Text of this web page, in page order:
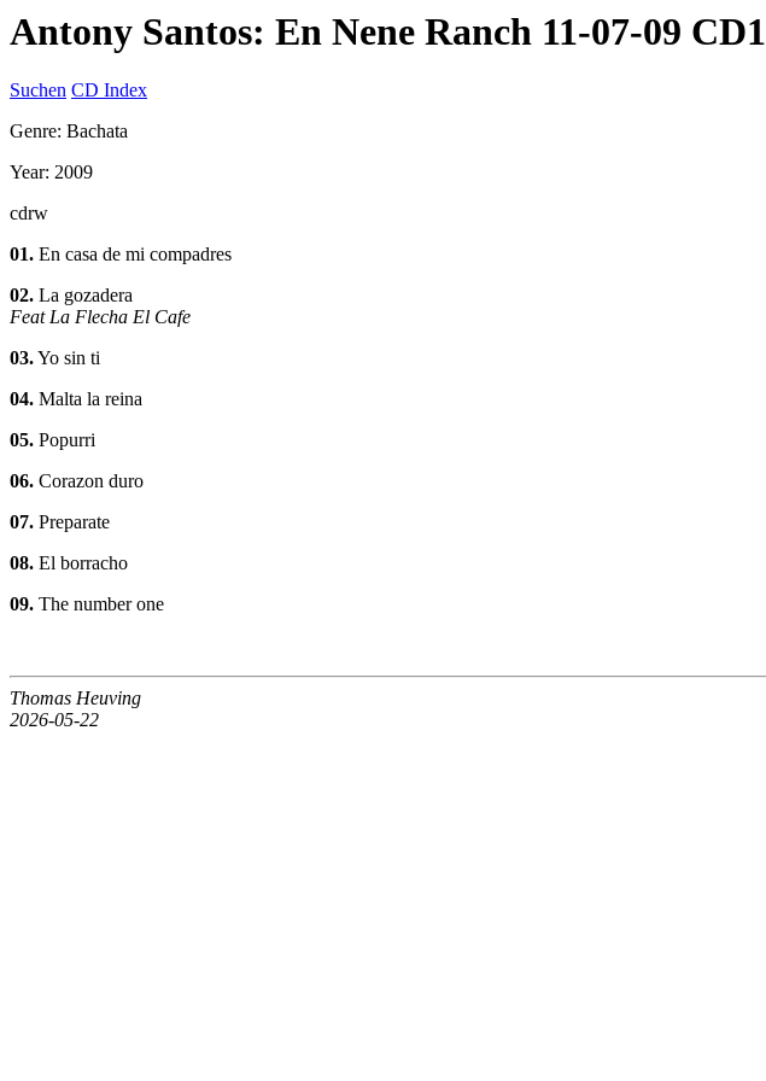
Antony Santos: En Nene Ranch 11-07-09 CD1
Suchen CD Index
Genre: Bachata
Year: 2009
cdrw
01. En casa de mi compadres
02. La gozadera
Feat La Flecha El Cafe
03.Yo sin ti
04. Malta la reina
05. Popurri
06. Corazon duro
07. Preparate
08. El borracho
09. The number one
Thomas Heuving
2026-05-22